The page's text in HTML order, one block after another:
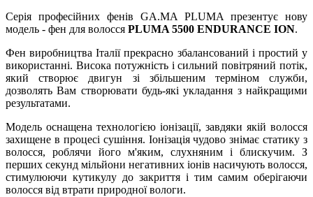
Серія професійних фенів GA.MA PLUMA презентує нову
модель - фен для волосся PLUMA 5500 ENDURANCE ION.
Фен виробництва Італії прекрасно збалансований і простий у
використанні. Висока потужність і сильний повітряний потік,
який створює двигун зі збільшеним терміном служби,
дозволять Вам створювати будь-які укладання з найкращими
результатами.
Модель оснащена технологією іонізації, завдяки якій волосся
захищене в процесі сушіння. Іонізація чудово знімає статику з
волосся, роблячи його м'яким, слухняним і блискучим. З
перших секунд мільйони негативних іонів насичують волосся,
стимулюючи кутикулу до закриття і тим самим оберігаючи
волосся від втрати природної вологи.